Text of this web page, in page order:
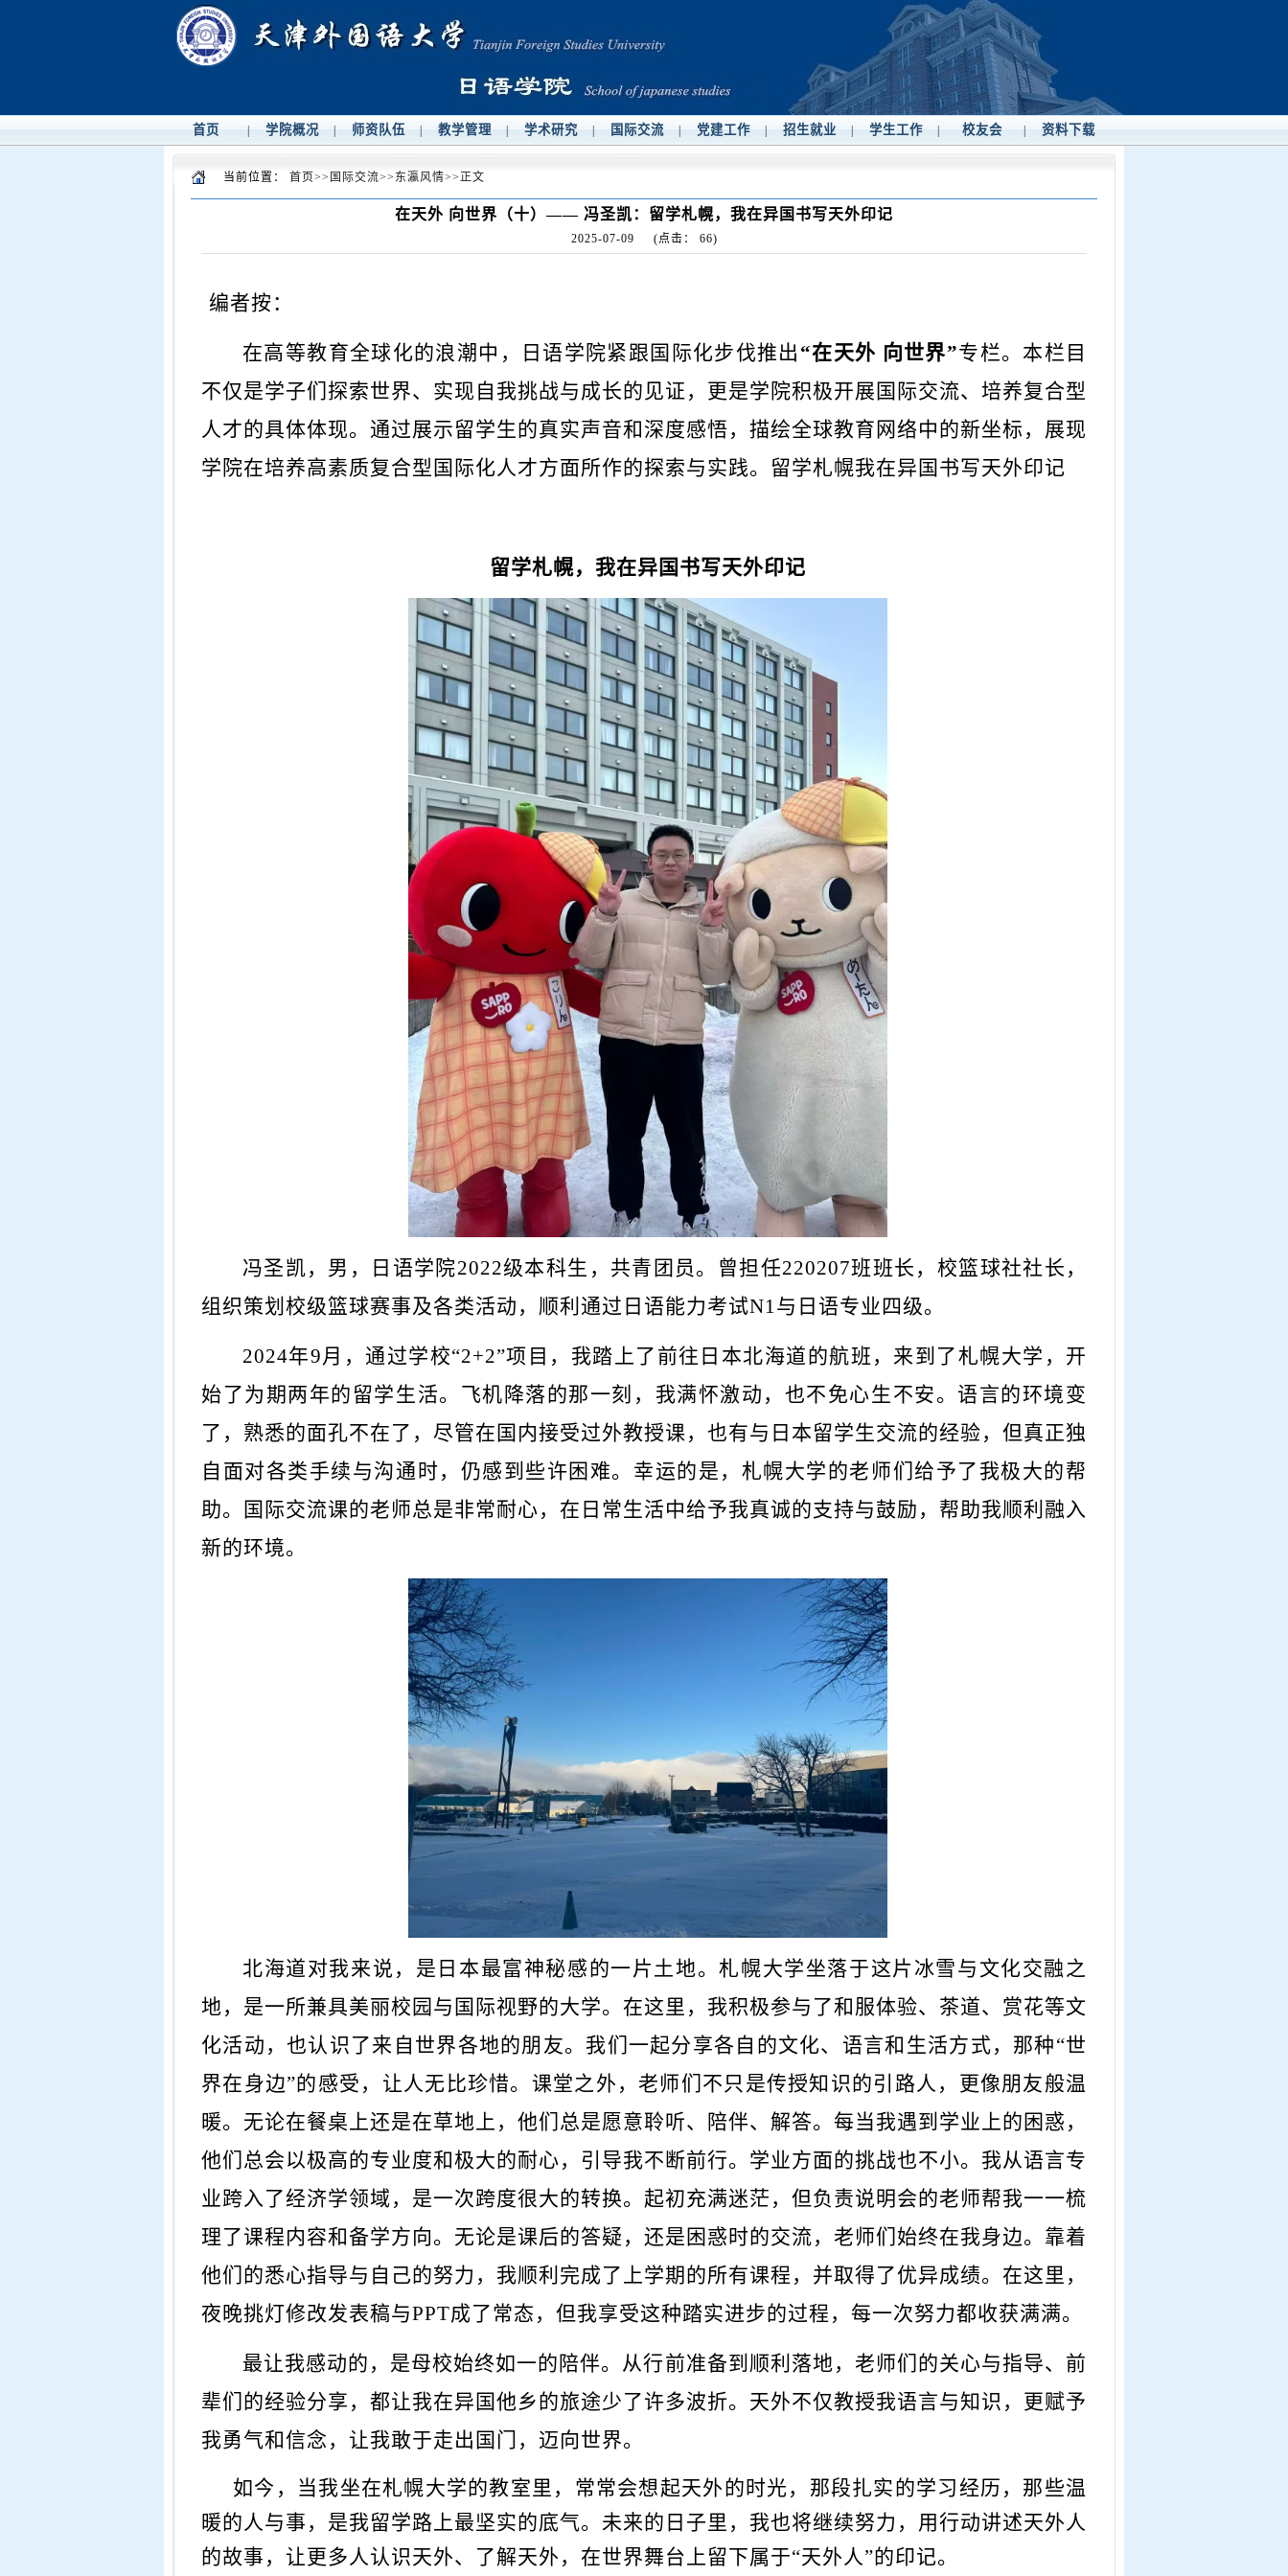
首页 学院概况 师资队伍 教学管理 学术研究 国际交流 党建工作 招生就业 学生工作 校友会 资料下载
当前位置： 首页>> 国际交流>> 东瀛风情>>正文
在天外 向世界（十）—— 冯圣凯：留学札幌，我在异国书写天外印记
2025-07-09 (点击： 66)
编者按：
在高等教育全球化的浪潮中，日语学院紧跟国际化步伐推出 “在天外 向世界”专栏。本栏目
不仅是学子们探索世界、实现自我挑战与成长的见证，更是学院积极开展国际交流、培养复合型
人才的具体体现。通过展示留学生的真实声音和深度感悟，描绘全球教育网络中的新坐标，展现
学院在培养高素质复合型国际化人才方面所作的探索与实践。留学札幌我在异国书写天外印记
留学札幌，我在异国书写天外印记
冯圣凯，男，日语学院2022级本科生，共青团员。曾担任220207班班长，校篮球社社长，
组织策划校级篮球赛事及各类活动，顺利通过日语能力考试N1与日语专业四级。
2024年9月，通过学校“2+2”项目，我踏上了前往日本北海道的航班，来到了札幌大学，开
始了为期两年的留学生活。飞机降落的那一刻，我满怀激动，也不免心生不安。语言的环境变
了，熟悉的面孔不在了，尽管在国内接受过外教授课，也有与日本留学生交流的经验，但真正独
自面对各类手续与沟通时，仍感到些许困难。幸运的是，札幌大学的老师们给予了我极大的帮
助。国际交流课的老师总是非常耐心，在日常生活中给予我真诚的支持与鼓励，帮助我顺利融入
新的环境。
北海道对我来说，是日本最富神秘感的一片土地。札幌大学坐落于这片冰雪与文化交融之
地，是一所兼具美丽校园与国际视野的大学。在这里，我积极参与了和服体验、茶道、赏花等文
化活动，也认识了来自世界各地的朋友。我们一起分享各自的文化、语言和生活方式，那种“世
界在身边”的感受，让人无比珍惜。课堂之外，老师们不只是传授知识的引路人，更像朋友般温
暖。无论在餐桌上还是在草地上，他们总是愿意聆听、陪伴、解答。每当我遇到学业上的困惑，
他们总会以极高的专业度和极大的耐心，引导我不断前行。学业方面的挑战也不小。我从语言专
业跨入了经济学领域，是一次跨度很大的转换。起初充满迷茫，但负责说明会的老师帮我一一梳
理了课程内容和备学方向。无论是课后的答疑，还是困惑时的交流，老师们始终在我身边。靠着
他们的悉心指导与自己的努力，我顺利完成了上学期的所有课程，并取得了优异成绩。在这里，
夜晚挑灯修改发表稿与PPT成了常态，但我享受这种踏实进步的过程，每一次努力都收获满满。
最让我感动的，是母校始终如一的陪伴。从行前准备到顺利落地，老师们的关心与指导、前
辈们的经验分享，都让我在异国他乡的旅途少了许多波折。天外不仅教授我语言与知识，更赋予
我勇气和信念，让我敢于走出国门，迈向世界。
如今，当我坐在札幌大学的教室里，常常会想起天外的时光，那段扎实的学习经历，那些温
暖的人与事，是我留学路上最坚实的底气。未来的日子里，我也将继续努力，用行动讲述天外人
的故事，让更多人认识天外、了解天外，在世界舞台上留下属于“天外人”的印记。